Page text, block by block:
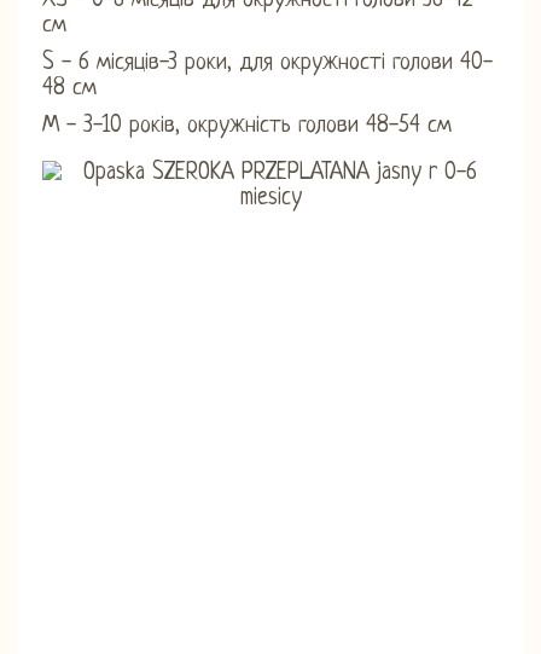
см
S - 6 місяців-3 роки, для окружності голови 40-
48 см
М - 3-10 років, окружність голови 48-54 см